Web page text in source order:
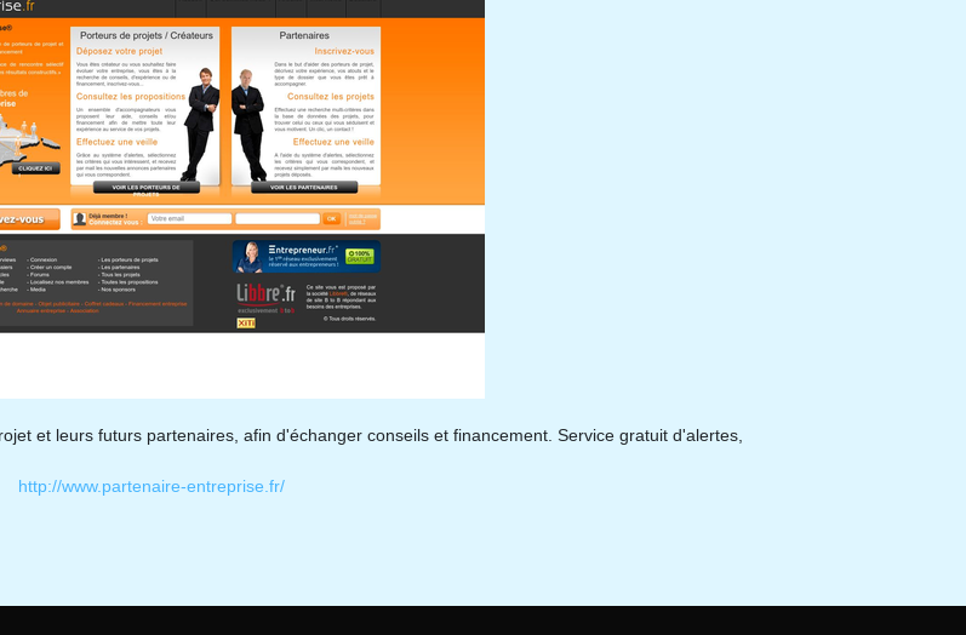
et leurs futurs partenaires, afin d'échanger conseils et financement. Service gratuit d'alertes,
http://www.partenaire-entreprise.fr/